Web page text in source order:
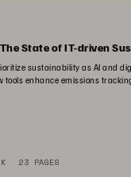
The State of IT-driven
sustainability as AI and
tools enhance emissions
23 PAGES